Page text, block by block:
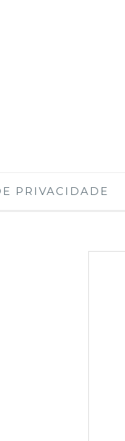
PRIVACIDADE